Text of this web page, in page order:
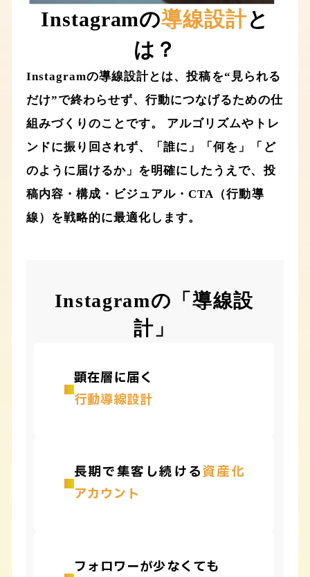
Instagramの導線設計と
は？
Instagramの導線設計とは、投稿を“見られる
だけ”で終わらせず、行動につなげるための仕
組みづくりのことです。 アルゴリズムやトレ
ンドに振り回されず、「誰に」「何を」「ど
のように届けるか」を明確にしたうえで、投
稿内容・構成・ビジュアル・CTA（行動導
線）を戦略的に最適化します。
Instagramの「導線設
計」
顕在層に届く
行動導線設計
長期で集客し続ける資産化
アカウント
フォロワーが少なくても